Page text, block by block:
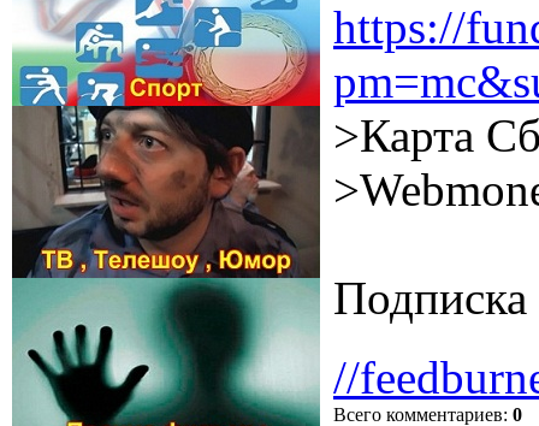
https://
>Карта
Подписка
//
Всего комментариев: 0